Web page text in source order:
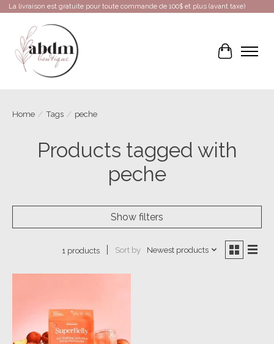
La livraison est gratuite pour toute commande de 100$ et plus (avant taxe)
Cart
Home / Tags / peche
Products tagged with
peche
Show filters
1 products Sort by Newest products